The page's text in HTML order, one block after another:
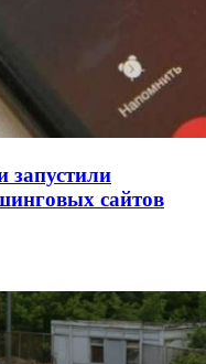
запустили
сайтов